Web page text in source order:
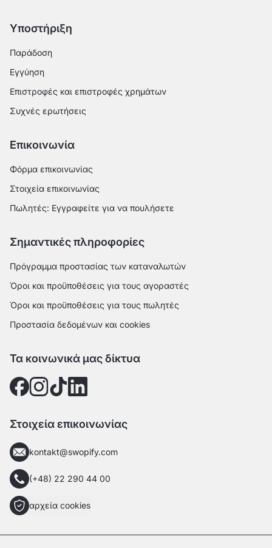
Υποστήριξη
Παράδοση
Εγγύηση
Επιστροφές και επιστροφές χρημάτων
Συχνές ερωτήσεις
Επικοινωνία
Φόρμα επικοινωνίας
Στοιχεία επικοινωνίας
Πωλητές: Εγγραφείτε για να πουλήσετε
Σημαντικές πληροφορίες
Πρόγραμμα προστασίας των καταναλωτών
Όροι και προϋποθέσεις για τους αγοραστές
Όροι και προϋποθέσεις για τους πωλητές
Προστασία δεδομένων και cookies
Τα κοινωνικά μας δίκτυα
Στοιχεία επικοινωνίας
kontakt@swopify.com
(+48) 22 290 44 00
αρχεία cookies